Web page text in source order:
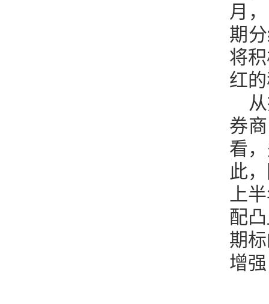
月
期
将
红
券
看
此
上
配
期
增